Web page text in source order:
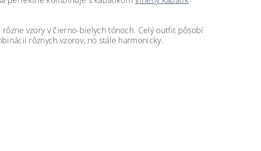
vzory v čierno-bielych tónoch. Celý outfit pôsobí
rôznych vzorov, no stále harmonicky.